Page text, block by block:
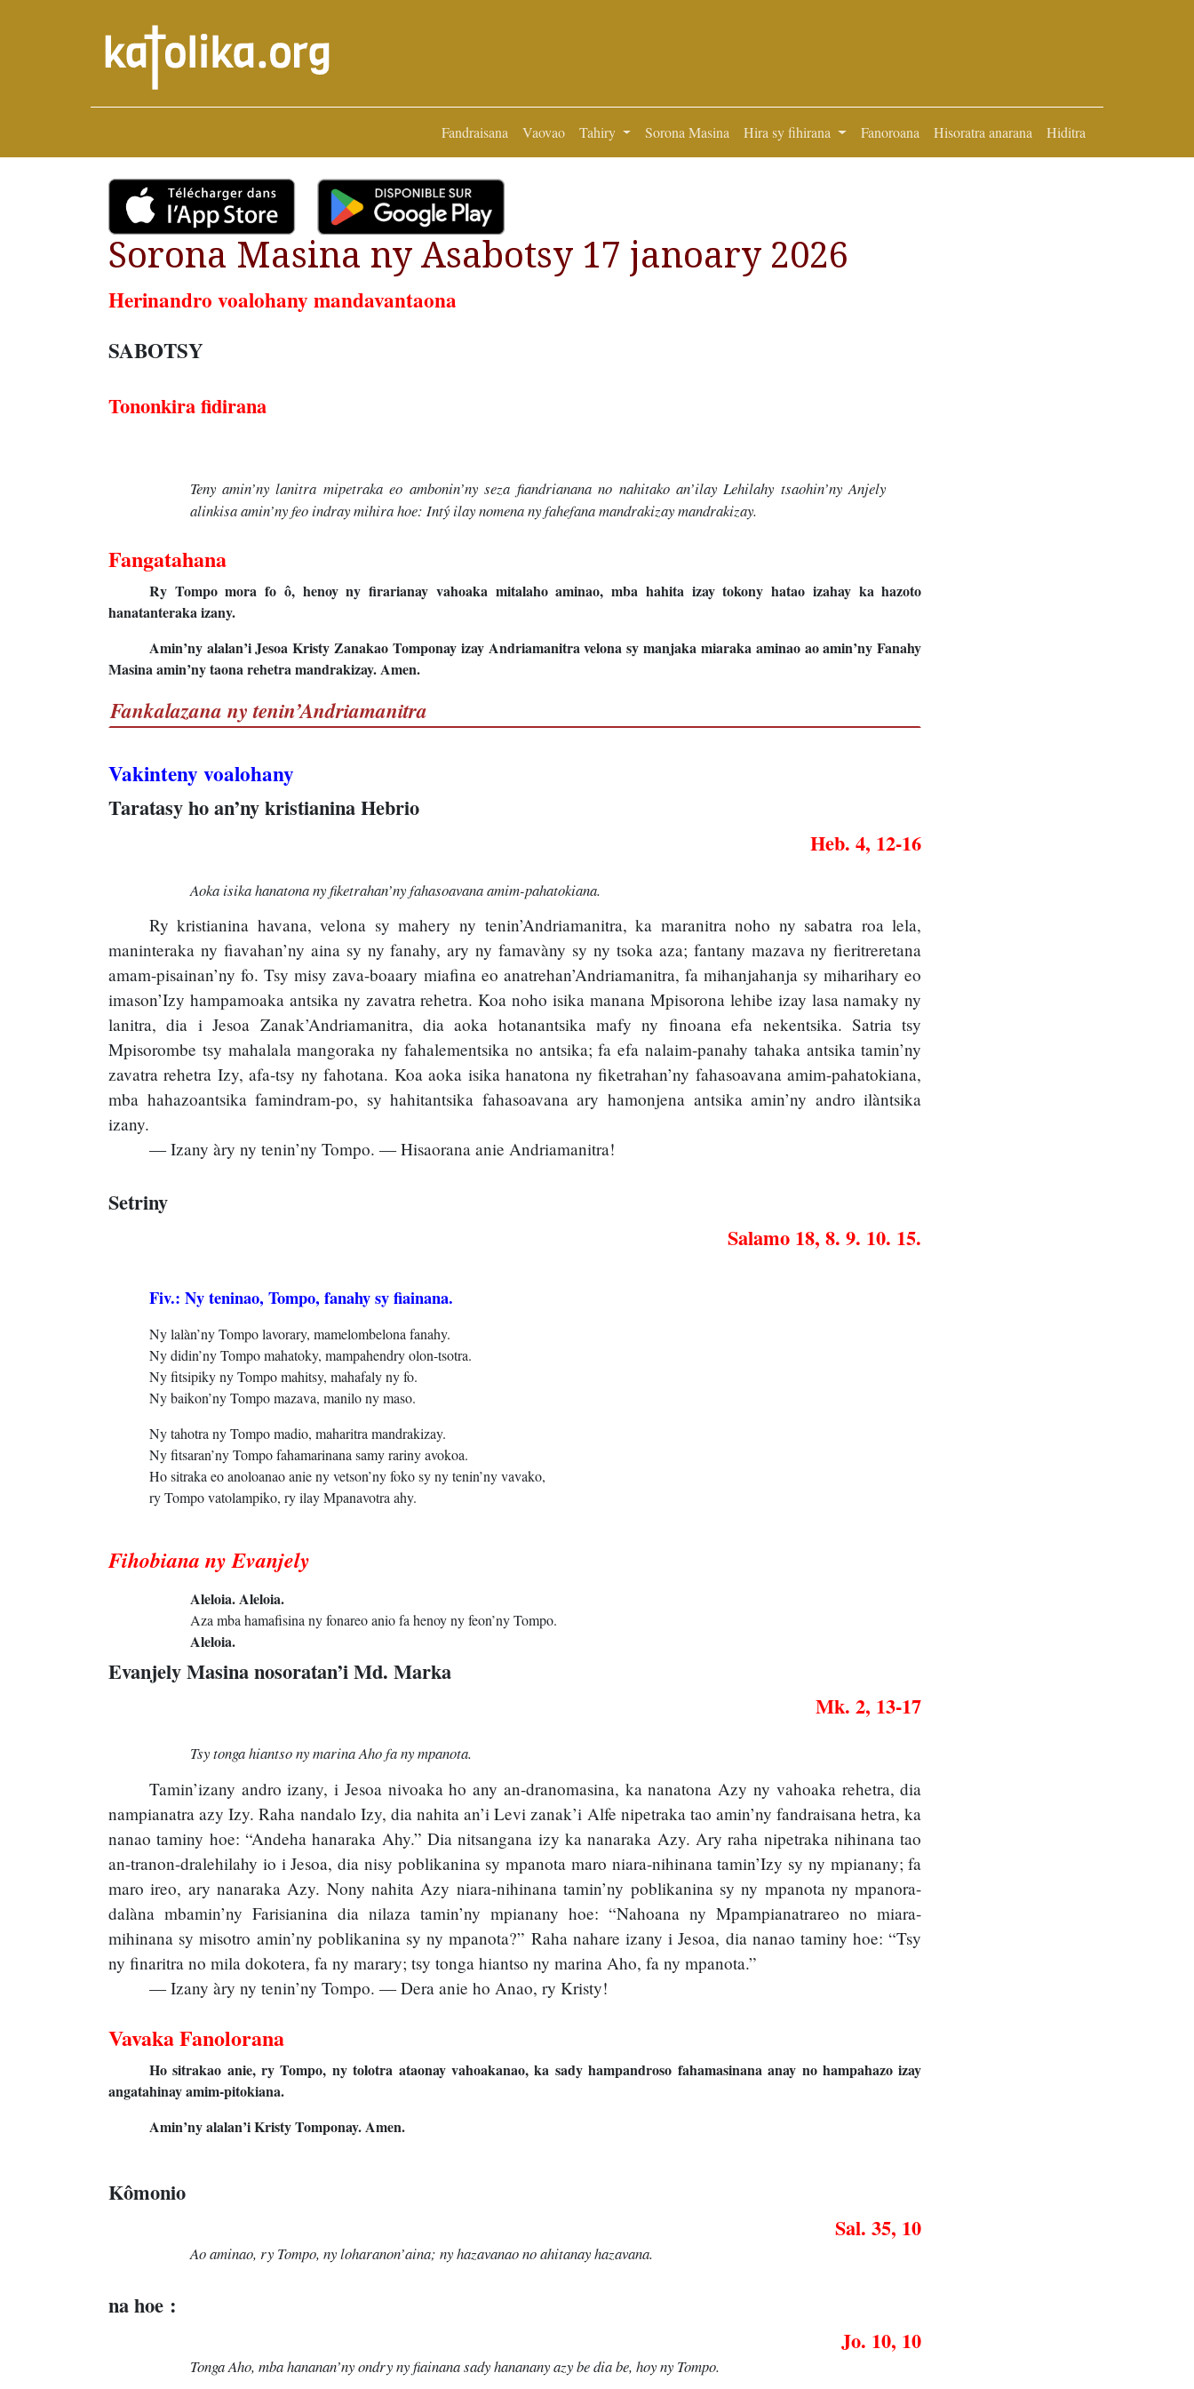
Fandraisana Vaovao Tahiry Sorona Masina Hira sy fihirana Fanoroana Hisoratra anarana Hiditra
Sorona Masina ny Asabotsy 17 janoary 2026
Herinandro voalohany mandavantaona
SABOTSY
Tononkira fidirana
Teny amin’ny lanitra mipetraka eo ambonin’ny seza fiandrianana no nahitako an’ilay Lehilahy tsaohin’ny Anjely
alinkisa amin’ny feo indray mihira hoe: Intý ilay nomena ny fahefana mandrakizay mandrakizay.
Fangatahana
Ry Tompo mora fo ô, henoy ny firarianay vahoaka mitalaho aminao, mba hahita izay tokony hatao izahay ka hazoto
hanatanteraka izany.
Amin’ny alalan’i Jesoa Kristy Zanakao Tomponay izay Andriamanitra velona sy manjaka miaraka aminao ao amin’ny Fanahy
Masina amin’ny taona rehetra mandrakizay. Amen.
Fankalazana ny tenin’Andriamanitra
Vakinteny voalohany
Taratasy ho an’ny kristianina Hebrio
Heb. 4, 12-16
Aoka isika hanatona ny fiketrahan’ny fahasoavana amim-pahatokiana.
Ry kristianina havana, velona sy mahery ny tenin’Andriamanitra, ka maranitra noho ny sabatra roa lela,
maninteraka ny fiavahan’ny aina sy ny fanahy, ary ny famavàny sy ny tsoka aza; fantany mazava ny fieritreretana
amam-pisainan’ny fo. Tsy misy zava-boaary miafina eo anatrehan’Andriamanitra, fa mihanjahanja sy miharihary eo
imason’Izy hampamoaka antsika ny zavatra rehetra. Koa noho isika manana Mpisorona lehibe izay lasa namaky ny
lanitra, dia i Jesoa Zanak’Andriamanitra, dia aoka hotanantsika mafy ny finoana efa nekentsika. Satria tsy
Mpisorombe tsy mahalala mangoraka ny fahalementsika no antsika; fa efa nalaim-panahy tahaka antsika tamin’ny
zavatra rehetra Izy, afa-tsy ny fahotana. Koa aoka isika hanatona ny fiketrahan’ny fahasoavana amim-pahatokiana,
mba hahazoantsika famindram-po, sy hahitantsika fahasoavana ary hamonjena antsika amin’ny andro ilàntsika
izany.
— Izany àry ny tenin’ny Tompo. — Hisaorana anie Andriamanitra!
Setriny
Salamo 18, 8. 9. 10. 15.
Fiv.: Ny teninao, Tompo, fanahy sy fiainana.
Ny lalàn’ny Tompo lavorary, mamelombelona fanahy.
Ny didin’ny Tompo mahatoky, mampahendry olon-tsotra.
Ny fitsipiky ny Tompo mahitsy, mahafaly ny fo.
Ny baikon’ny Tompo mazava, manilo ny maso.
Ny tahotra ny Tompo madio, maharitra mandrakizay.
Ny fitsaran’ny Tompo fahamarinana samy rariny avokoa.
Ho sitraka eo anoloanao anie ny vetson’ny foko sy ny tenin’ny vavako,
ry Tompo vatolampiko, ry ilay Mpanavotra ahy.
Fihobiana ny Evanjely
Aleloia. Aleloia.
Aza mba hamafisina ny fonareo anio fa henoy ny feon’ny Tompo.
Aleloia.
Evanjely Masina nosoratan’i Md. Marka
Mk. 2, 13-17
Tsy tonga hiantso ny marina Aho fa ny mpanota.
Tamin’izany andro izany, i Jesoa nivoaka ho any an-dranomasina, ka nanatona Azy ny vahoaka rehetra, dia
nampianatra azy Izy. Raha nandalo Izy, dia nahita an’i Levi zanak’i Alfe nipetraka tao amin’ny fandraisana hetra, ka
nanao taminy hoe: “Andeha hanaraka Ahy.” Dia nitsangana izy ka nanaraka Azy. Ary raha nipetraka nihinana tao
an-tranon-dralehilahy io i Jesoa, dia nisy poblikanina sy mpanota maro niara-nihinana tamin’Izy sy ny mpianany; fa
maro ireo, ary nanaraka Azy. Nony nahita Azy niara-nihinana tamin’ny poblikanina sy ny mpanota ny mpanora-
dalàna mbamin’ny Farisianina dia nilaza tamin’ny mpianany hoe: “Nahoana ny Mpampianatrareo no miara-
mihinana sy misotro amin’ny poblikanina sy ny mpanota?” Raha nahare izany i Jesoa, dia nanao taminy hoe: “Tsy
ny finaritra no mila dokotera, fa ny marary; tsy tonga hiantso ny marina Aho, fa ny mpanota.”
— Izany àry ny tenin’ny Tompo. — Dera anie ho Anao, ry Kristy!
Vavaka Fanolorana
Ho sitrakao anie, ry Tompo, ny tolotra ataonay vahoakanao, ka sady hampandroso fahamasinana anay no hampahazo izay
angatahinay amim-pitokiana.
Amin’ny alalan’i Kristy Tomponay. Amen.
Kômonio
Sal. 35, 10
Ao aminao, ry Tompo, ny loharanon’aina; ny hazavanao no ahitanay hazavana.
na hoe :
Jo. 10, 10
Tonga Aho, mba hananan’ny ondry ny fiainana sady hananany azy be dia be, hoy ny Tompo.